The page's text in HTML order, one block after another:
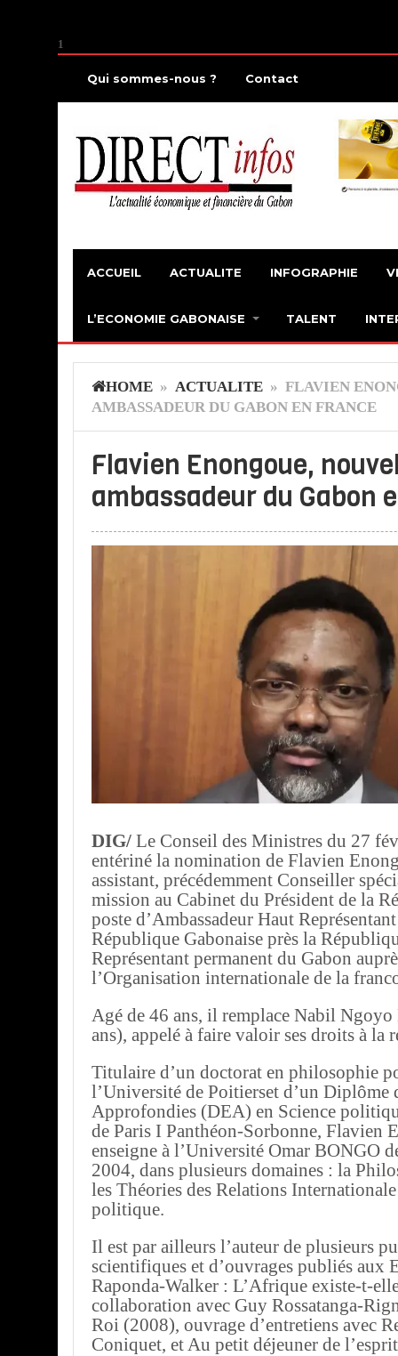
1
Qui sommes-nous ? Contact
ACCUEIL ACTUALITE INFOGRAPHIE
L’ECONOMIE GABONAISE TALENT
HOME » ACTUALITE » FLAVIEN
AMBASSADEUR DU GABON EN FRANCE
Flavien Enongoue,
ambassadeur du Gabon
DIG/ Le Conseil des Ministres du 27
entériné la nomination de Flavien
assistant, précédemment Conseiller
mission au Cabinet du Président de la
poste d’Ambassadeur Haut
République Gabonaise près la
Représentant permanent du Gabon
l’Organisation internationale de la
Agé de 46 ans, il remplace Nabil
ans), appelé à faire valoir ses droits à la
Titulaire d’un doctorat en philosophie
l’Université de Poitierset d’un Diplôme
Approfondies (DEA) en Science
de Paris I Panthéon-Sorbonne, Flavien
enseigne à l’Université Omar BONGO
2004, dans plusieurs domaines : la
les Théories des Relations
politique.
Il est par ailleurs l’auteur de plusieurs
scientifiques et d’ouvrages publiés aux
Raponda-Walker : L’Afrique existe-t-
collaboration avec Guy Rossatanga-
Roi (2008), ouvrage d’entretiens avec
Coniquet, et Au petit déjeuner de